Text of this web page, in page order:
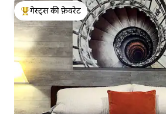
गेस्ट्स का टॉप फ़ेवरेट
गेस्ट्स की फ़ेवरेट